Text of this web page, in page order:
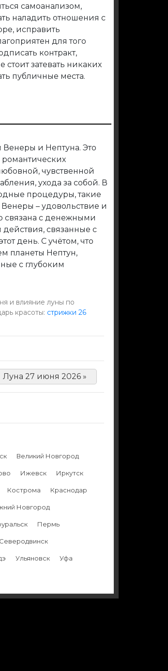
самоанализом,
наладить отношения с
исправить
для того
контракт,
затевать никаких
публичные места.
и Нептуна. Это
чувственной
ухода за собой. В
процедуры, такие
– удовольствие и
связана с денежными
связанные с
день. С учётом, что
планеты Нептун,
с глубоким
и влияние луны по
красоты: стрижки 26
Луна 27 июня 2026 »
Великий Новгород
Ижевск Иркутск
Кострома Краснодар
Новгород
Пермь
Северодвинск
Ульяновск Уфа